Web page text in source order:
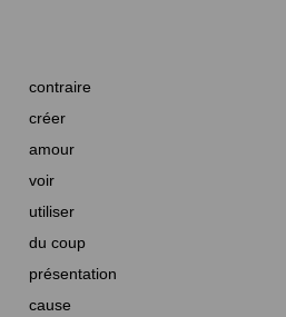
contraire
créer
amour
voir
utiliser
du coup
présentation
cause